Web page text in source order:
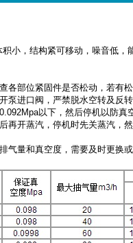
小，结构紧可移动，噪音低
各部位紧固件是否松动，若有松
泵进口阀，严禁脱水空转及反
以下，然后停机以防真
再开蒸汽，停机时先关蒸汽，
气量和真空度，需要及时更换或